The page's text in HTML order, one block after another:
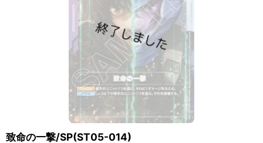
致命の一撃/SP(ST05-014)